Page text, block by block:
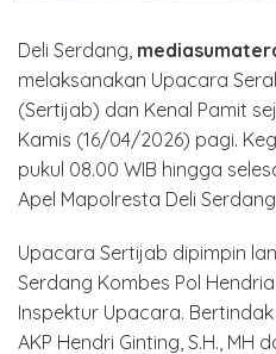
Deli Serdang,
melaksanakan Upacara
(Sertijab) dan Kenal Pamit
Kamis (16/04/2026) pagi.
pukul 08.00 WIB hingga
Apel Mapolresta Deli
Upacara Sertijab dipimpin
Serdang Kombes Pol Hendria
Inspektur Upacara.
AKP Hendri Ginting, S.H.,